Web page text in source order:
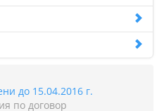
до 15.04.2016 г.
по договор